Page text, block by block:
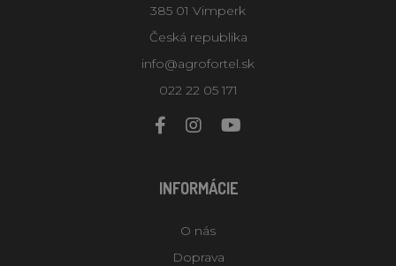
385 01 Vimperk
Česká republika
info@agrofortel.sk
022 22 05 171
INFORMÁCIE
O nás
Doprava